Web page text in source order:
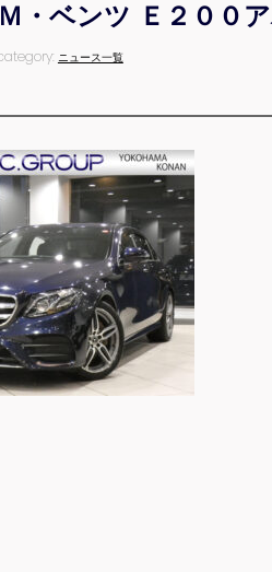
Ｍ・ベンツ Ｅ２０
ニュース一覧